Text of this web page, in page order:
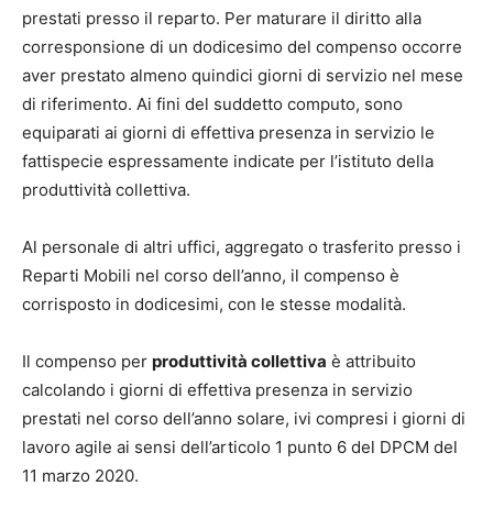
prestati presso il reparto. Per maturare il diritto alla
corresponsione di un dodicesimo del compenso occorre
aver prestato almeno quindici giorni di servizio nel mese
di riferimento. Ai fini del suddetto computo, sono
equiparati ai giorni di effettiva presenza in servizio le
fattispecie espressamente indicate per l’istituto della
produttività collettiva.
Al personale di altri uffici, aggregato o trasferito presso i
Reparti Mobili nel corso dell’anno, il compenso è
corrisposto in dodicesimi, con le stesse modalità.
Il compenso per produttività collettiva è attribuito
calcolando i giorni di effettiva presenza in servizio
prestati nel corso dell’anno solare, ivi compresi i giorni di
lavoro agile ai sensi dell’articolo 1 punto 6 del DPCM del
11 marzo 2020.